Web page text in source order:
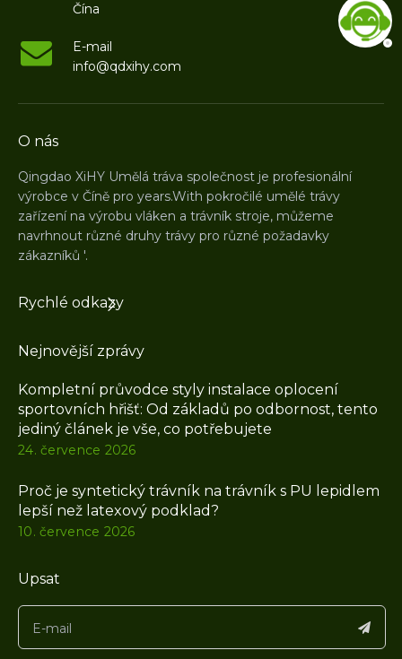
Čína
E-mail
info@qdxihy.com
O nás
Qingdao XiHY Umělá tráva společnost je profesionální
výrobce v Číně pro years.With pokročilé umělé trávy
zařízení na výrobu vláken a trávník stroje, můžeme
navrhnout různé druhy trávy pro různé požadavky
zákazníků '.
Rychlé odkazy
Nejnovější zprávy
Kompletní průvodce styly instalace oplocení
sportovních hřišť: Od základů po odbornost, tento
jediný článek je vše, co potřebujete
24. července 2026
Proč je syntetický trávník na trávník s PU lepidlem
lepší než latexový podklad?
10. července 2026
Upsat